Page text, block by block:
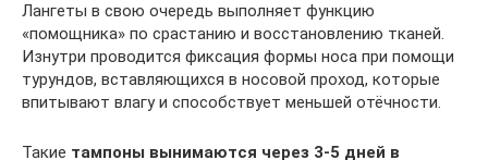
Лангеты в свою очередь выполняет функцию
«помощника» по срастанию и восстановлению тканей.
Изнутри проводится фиксация формы носа при помощи
турундов, вставляющихся в носовой проход, которые
впитывают влагу и способствует меньшей отёчности.
Такие тампоны вынимаются через 3-5 дней в